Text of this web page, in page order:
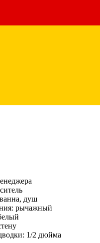
ванна, душ
рычажный
1/2 дюйма